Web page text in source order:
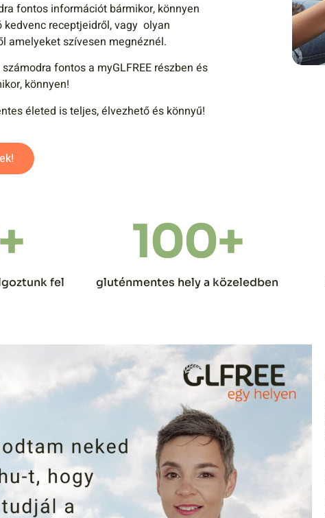
fontos információt bármikor, könnyen
kedvenc receptjeidről, vagy olyan
amelyeket szívesen megnéznél.
fontos a myGLFREE részben és
könnyen!
életed is teljes, élvezhető és könnyű!
fel
+
gluténmentes hely a közeledben
100+